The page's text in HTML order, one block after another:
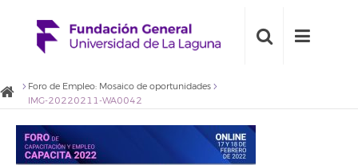
Foro de Empleo: Mosaico de oportunidades
IMG-20220211-WA0042